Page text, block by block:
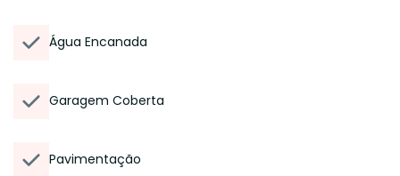
Água Encanada
Garagem Coberta
Pavimentação